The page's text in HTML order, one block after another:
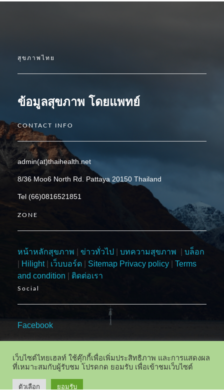
สุขภาพไทย
ข้อมูลสุขภาพ โดยแพทย์
CONTACT INFO
admin(at)thaihealth.net
8/36 Moo6 North Rd. Pattaya 20150 Thailand
Tel (66)0816521851
ZONE
หน้าหลักสุขภาพ ข่าวทั่วไป บทความสุขภาพ
บล็อก
Hilight| เว็บบอร์ด Sitemap Privacy policy
Terms
and condition
ติดต่อเรา
Social
Facebook
เว็บไซต์ไทยเฮลท์ ใช้คุ๊กกี้เพื่อเพิ่มประสิทธิภาพ และการแสดงผล
ที่เหมาะสมกับผู้รับชม โปรดกด ยอมรับ เพื่อเข้าชมเว็บไซต์
ตัวเลือก ยอมรับ